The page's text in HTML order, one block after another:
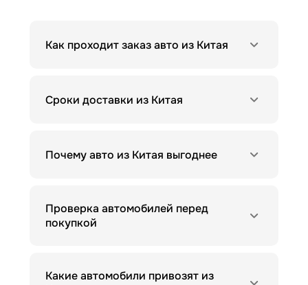
Как проходит заказ авто из Китая
Сроки доставки из Китая
Почему авто из Китая выгоднее
Проверка автомобилей перед
покупкой
Какие автомобили привозят из